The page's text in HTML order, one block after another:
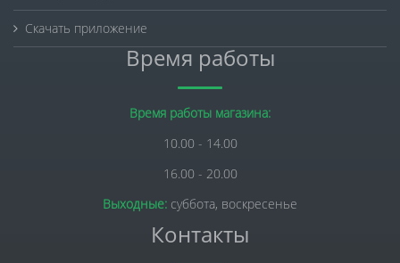
Скачать приложение
Время работы
Время работы магазина:
10.00 - 14.00
16.00 - 20.00
Выходные: суббота, воскресенье
Контакты